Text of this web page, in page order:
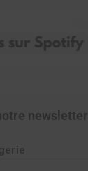
newsletter